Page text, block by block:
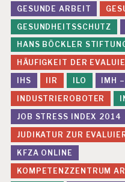
GESUNDE ARBEIT
GESUNDHEITSSCHUTZ
HANS BÖCKLER
HÄUFIGKEIT DER
IHS
IIR ILO
IMH
INDUSTRIEROBOTER
JOB STRESS INDEX 2014
JUDIKATUR ZUR
KFZA ONLINE
KOMPETENZZENTRUM